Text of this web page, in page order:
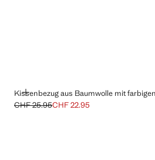
Kissenbezug aus Baumwolle mit
HINZUFÜGEN
Ausgangspreis durchgestrichen [CHF
CHF 25.95
Aktueller Preis [CHF 22.95 ]
CHF 22.95